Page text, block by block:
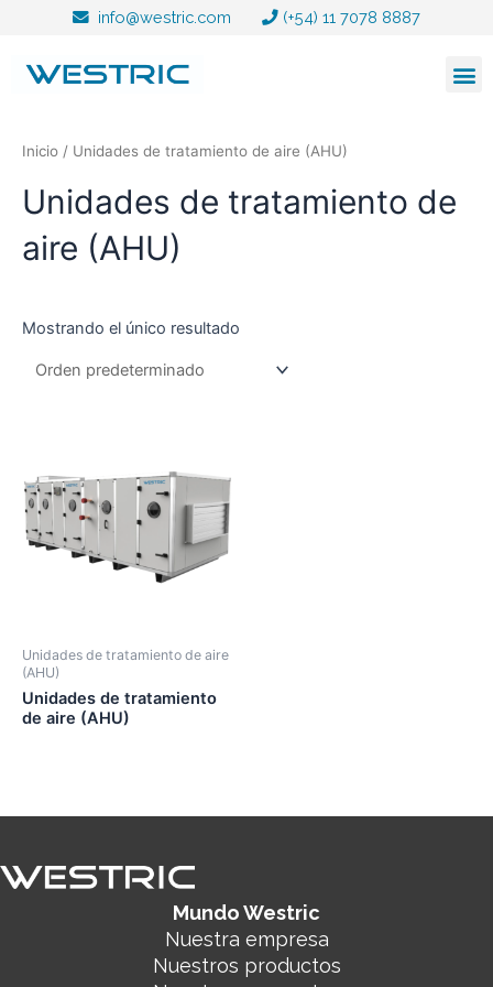
contenido
info@westric.com (+54) 11 7078 8887
Inicio / Unidades de tratamiento de aire (AHU)
Unidades de tratamiento de
aire (AHU)
Mostrando el único resultado
Unidades de tratamiento de aire
(AHU)
Unidades de tratamiento
de aire (AHU)
Mundo Westric
Nuestra empresa
Nuestros productos